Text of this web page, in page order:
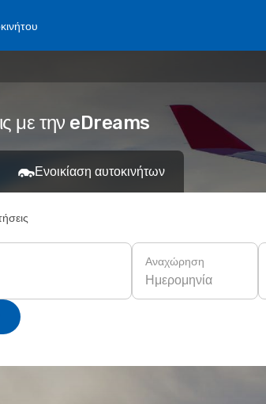
με την eDreams
Ενοικίαση αυτοκινήτων
Αναχώρηση
Ημερομηνία